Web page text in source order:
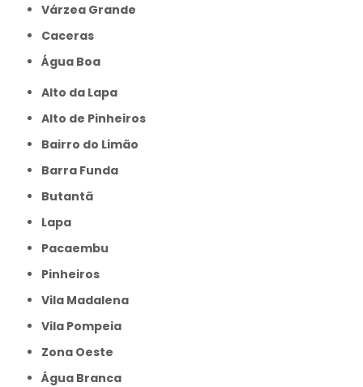
Várzea Grande
caceras
Água Boa
Alto da Lapa
Alto de Pinheiros
Bairro do Limão
Barra Funda
Butantã
Lapa
Pacaembu
Pinheiros
Vila Madalena
Vila Pompeia
Zona Oeste
Água Branca